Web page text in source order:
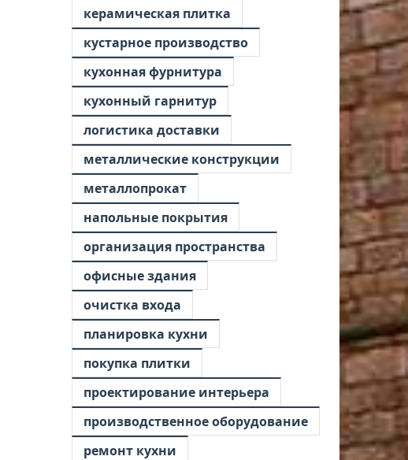
керамическая плитка
кустарное производство
кухонная фурнитура
кухонный гарнитур
логистика доставки
металлические конструкции
металлопрокат
напольные покрытия
организация пространства
офисные здания
очистка входа
планировка кухни
покупка плитки
проектирование интерьера
производственное оборудование
ремонт кухни